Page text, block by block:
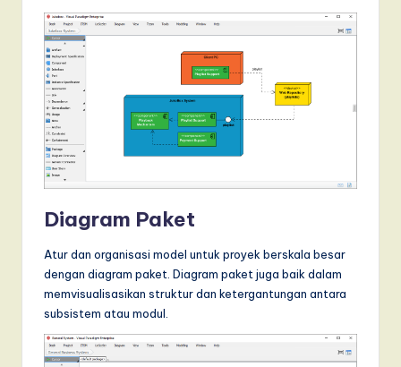
Diagram Paket
Atur dan organisasi model untuk proyek berskala besar
dengan diagram paket. Diagram paket juga baik dalam
memvisualisasikan struktur dan ketergantungan antara
subsistem atau modul.